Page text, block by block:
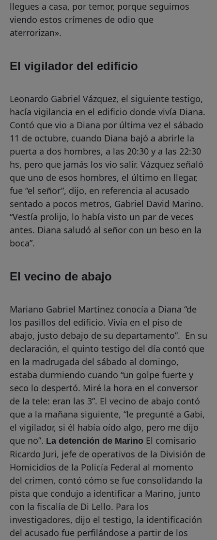
llegues a casa, por temor, porque seguimos
viendo estos crímenes de odio que
aterrorizan».
El vigilador del edificio
Leonardo Gabriel Vázquez, el siguiente testigo,
hacía vigilancia en el edificio donde vivía Diana.
Contó que vio a Diana por última vez el sábado
11 de octubre, cuando Diana bajó a abrirle la
puerta a dos hombres, a las 20:30 y a las 22:30
hs, pero que jamás los vio salir. Vázquez señaló
que uno de esos hombres, el último en llegar,
fue “el señor”, dijo, en referencia al acusado
sentado a pocos metros, Gabriel David Marino.
“Vestía prolijo, lo había visto un par de veces
antes. Diana saludó al señor con un beso en la
boca”.
El vecino de abajo
Mariano Gabriel Martínez conocía a Diana “de
los pasillos del edificio. Vivía en el piso de
abajo, justo debajo de su departamento”. En su
declaración, el quinto testigo del día contó que
en la madrugada del sábado al domingo,
estaba durmiendo cuando “un golpe fuerte y
seco lo despertó. Miré la hora en el conversor
de la tele: eran las 3”. El vecino de abajo contó
que a la mañana siguiente, “le pregunté a Gabi,
el vigilador, si él había oído algo, pero me dijo
que no”. La detención de Marino El comisario
Ricardo Juri, jefe de operativos de la División de
Homicidios de la Policía Federal al momento
del crimen, contó cómo se fue consolidando la
pista que condujo a identificar a Marino, junto
con la fiscalía de Di Lello. Para los
investigadores, dijo el testigo, la identificación
del acusado fue perfilándose a partir de los